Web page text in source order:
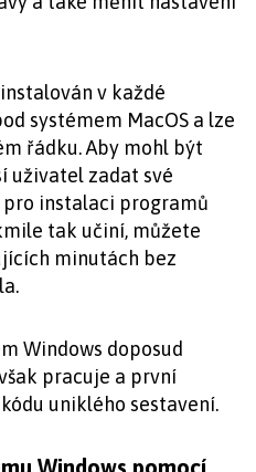
v každé
systémem MacOS a lze
řádku. Aby mohl být
uživatel zadat své
instalaci programů
tak učiní, můžete
minutách bez
Windows doposud
pracuje a první
uniklého sestavení.